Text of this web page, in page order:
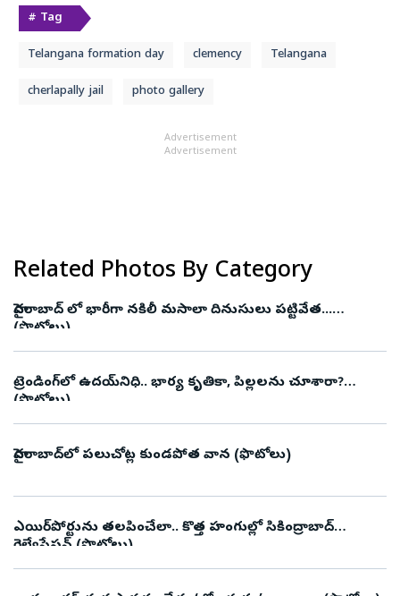
# Tag
Telangana formation day clemency Telangana
cherlapally jail photo gallery
Advertisement
Advertisement
Related Photos By Category
హైదరాబాద్ లో భారీగా నకిలీ మసాలా దినుసులు పట్టివేత...
(ఫొటోలు)
ట్రెండింగ్‌లో ఉదయ్‌నిధి.. భార్య కృతికా, పిల్లలను చూశారా?
(ఫొటోలు)
హైదరాబాద్‌లో పలుచోట్ల కుండపోత వాన (ఫొటోలు)
ఎయిర్‌పోర్టును తలపించేలా.. కొత్త హంగుల్లో సికింద్రాబాద్
రైల్వేస్టేషన్ (ఫొటోలు)